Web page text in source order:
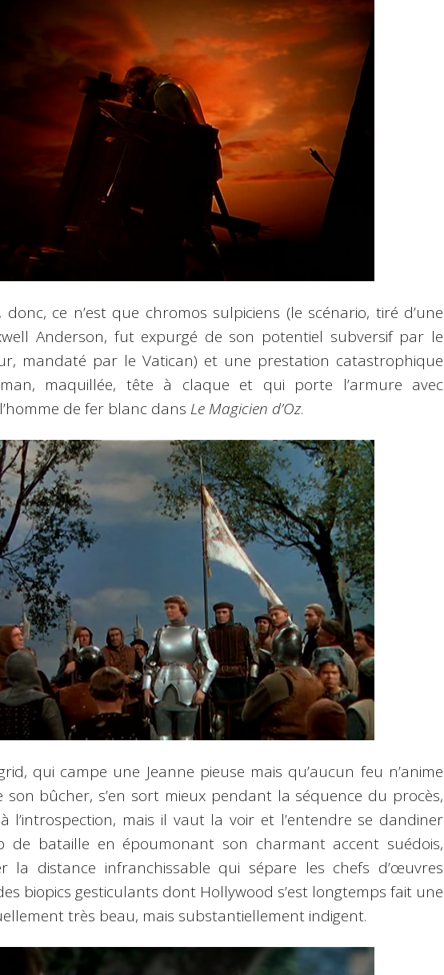
ce n’est que chromos sulpiciens (le scénario, tiré d’une
Anderson, fut expurgé de son potentiel subversif par le
mandaté par le Vatican) et une prestation catastrophique
maquillée, tête à claque et qui porte l’armure avec
de fer blanc dans Le Magicien d’Oz.
qui campe une Jeanne pieuse mais qu’aucun feu n’anime
son bûcher, s’en sort mieux pendant la séquence du procès,
l’introspection, mais il vaut la voir et l’entendre se dandiner
de bataille en époumonant son charmant accent suédois,
la distance infranchissable qui sépare les chefs d’œuvres
biopics gesticulants dont Hollywood s’est longtemps fait une
très beau, mais substantiellement indigent.